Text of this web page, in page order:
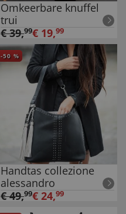
Omkeerbare knuffel
trui
€39,99€ 19,99
-50 %
Handtas collezione
alessandro
€49,99€ 24,99